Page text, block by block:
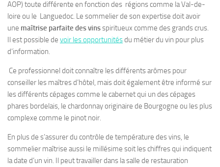
AOP) toute différente en fonction des régions comme la Val-de-
loire ou le Languedoc. Le sommelier de son expertise doit avoir
une maîtrise parfaite des vinsspiritueux comme des grands crus.
Il est possible de voir les opportunitésdu métier du vin pour plus
d’information.
Ce professionnel doit connaître lesdifférents arômes pour
conseiller les maîtres d’hôtel, mais doit également être informé sur
lesdifférents cépagescomme le cabernet qui un des cépages
phares bordelais, le chardonnay originaire de Bourgogne ou les plus
complexe comme le pinot noir.
En plus de s’assurer du contrôle de température des vins, le
sommelier maîtrise aussi le millésime soit les chiffres qui indiquent
la date d’un vin. Il peut travailler dans la salle de restauration